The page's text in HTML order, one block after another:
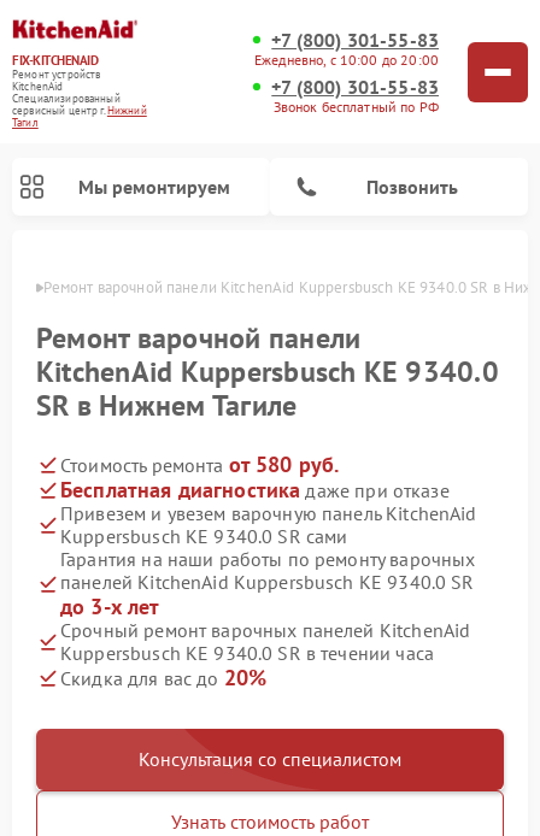
FIX-KITCHENAID
Ремонт устройств
KitchenAid
Специализированный
cервисный центр г.Нижний
Тагил
+7 (800) 301-55-83
Ежедневно, с 10:00 до 20:00
+7 (800) 301-55-83
Звонок бесплатный по РФ
Мы ремонтируем Позвонить
Ремонт варочной панели KitchenAid Kuppersbusch KE 9340.0 SR в
Ремонт варочной панели
KitchenAid Kuppersbusch KE 9340.0
SR в Нижнем Тагиле
Стоимость ремонта от 580 руб.
Бесплатная диагностика даже при отказе
Привезем и увезем варочную панель KitchenAid
Kuppersbusch KE 9340.0 SR сами
Гарантия на наши работы по ремонту варочных
панелей KitchenAid Kuppersbusch KE 9340.0 SR
до 3-х лет
Срочный ремонт варочных панелей KitchenAid
Kuppersbusch KE 9340.0 SR в течении часа
Скидка для вас до 20%
Консультация со специалистом
Узнать стоимость работ